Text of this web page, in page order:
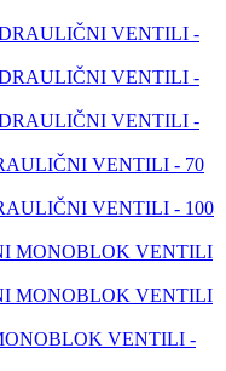
VENTILI -
VENTILI -
VENTILI -
VENTILI - 70
VENTILI - 100
MONOBLOK VENTILI
MONOBLOK VENTILI
VENTILI -